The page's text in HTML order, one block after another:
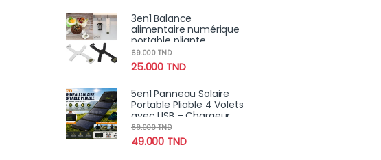
3en1 Balance
alimentaire numérique
portable pliante
compacte, très précise
avec écran LCD 5Kg
25.000 TND
69.000TND
5en1 Panneau Solaire
Portable Pliable 4 Volets
avec USB – Chargeur
Solaire Haute Puissance
49.000 TND
69.000TND